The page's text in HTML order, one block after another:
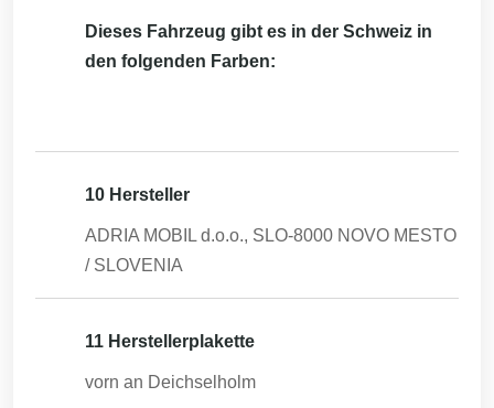
Dieses Fahrzeug gibt es in der Schweiz in
den folgenden Farben:
10 Hersteller
ADRIA MOBIL d.o.o., SLO-8000 NOVO MESTO
/ SLOVENIA
11 Herstellerplakette
vorn an Deichselholm